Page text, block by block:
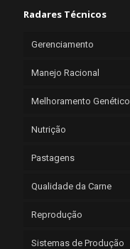
Radares Técnicos
Gerenciamento
Manejo Racional
Melhoramento Genético
Nutrição
Pastagens
Qualidade da Carne
Reprodução
Sistemas de Produção